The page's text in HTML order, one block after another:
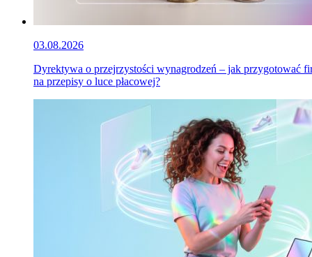
03.08.2026
Dyrektywa o przejrzystości wynagrodzeń – jak przygotować
na przepisy o luce płacowej?